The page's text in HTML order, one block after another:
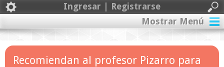
Ingresar | Registrarse
Mostrar Menú
Recomiendan al profesor Pizarro para